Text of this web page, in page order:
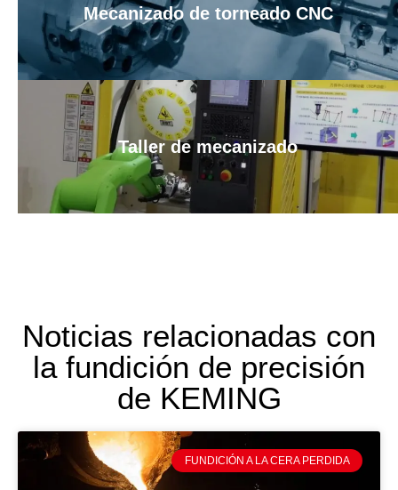
Mecanizado de torneado CNC
Taller de mecanizado
Noticias relacionadas con
la fundición de precisión
de KEMING
FUNDICIÓN A LA CERA PERDIDA